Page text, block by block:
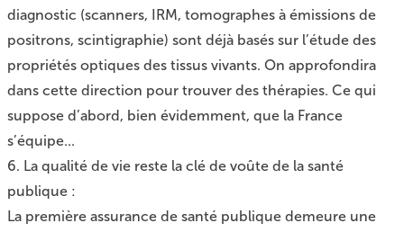
diagnostic (scanners, IRM, tomographes à émissions de
positrons, scintigraphie) sont déjà basés sur l’étude des
propriétés optiques des tissus vivants. On approfondira
dans cette direction pour trouver des thérapies. Ce qui
suppose d’abord, bien évidemment, que la France
s’équipe...
6. La qualité de vie reste la clé de voûte de la santé
publique :
La première assurance de santé publique demeure une